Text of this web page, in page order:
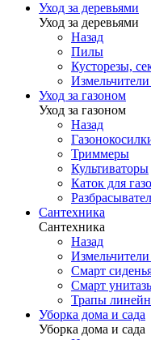
Уход за деревьями
Уход за деревьями
Назад
Пилы
Кусторезы,
Уход за газоном
Уход за газоном
Назад
Триммеры
Культиваторы
Каток для
Сантехника
Сантехника
Назад
Смарт
Смарт
Трапы
Уборка дома и сада
Уборка дома и сада